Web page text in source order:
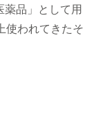
品」として用
使われてきたそ